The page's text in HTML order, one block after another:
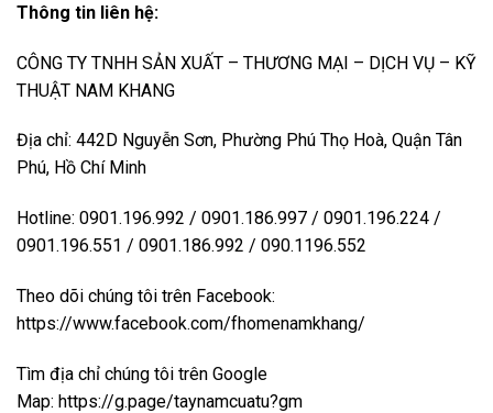
Thông tin liên hệ:
CÔNG TY TNHH SẢN XUẤT – THƯƠNG MẠI – DỊCH VỤ – KỸ
THUẬT NAM KHANG
Địa chỉ: 442D Nguyễn Sơn, Phường Phú Thọ Hoà, Quận Tân
Phú, Hồ Chí Minh
Hotline: 0901.196.992 / 0901.186.997 / 0901.196.224 /
0901.196.551 / 0901.186.992 / 090.1196.552
Theo dõi chúng tôi trên Facebook:
https://www.facebook.com/fhomenamkhang/
Tìm địa chỉ chúng tôi trên Google
Map: https://g.page/taynamcuatu?gm